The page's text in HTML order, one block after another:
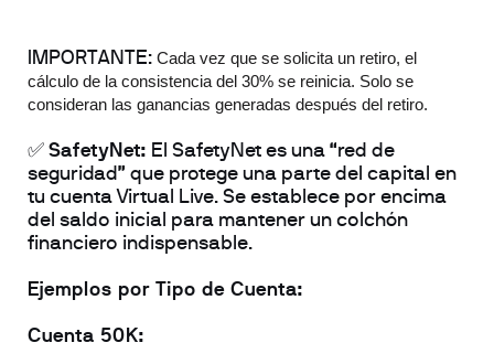
IMPORTANTE: Cada vez que se solicita un retiro, el
cálculo de la consistencia del 30% se reinicia. Solo se
consideran las ganancias generadas después del retiro.
✅ SafetyNet: El SafetyNet es una “red de
seguridad” que protege una parte del capital en
tu cuenta Virtual Live. Se establece por encima
del saldo inicial para mantener un colchón
financiero indispensable.
Ejemplos por Tipo de Cuenta:
Cuenta 50K: